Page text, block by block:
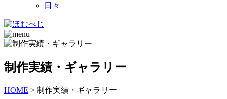
日々
制作実績・ギャラリー
HOME > 制作実績・ギャラリー